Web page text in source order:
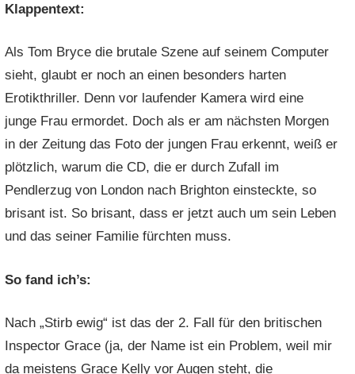
Klappentext:
Als Tom Bryce die brutale Szene auf seinem Computer
sieht, glaubt er noch an einen besonders harten
Erotikthriller. Denn vor laufender Kamera wird eine
junge Frau ermordet. Doch als er am nächsten Morgen
in der Zeitung das Foto der jungen Frau erkennt, weiß er
plötzlich, warum die CD, die er durch Zufall im
Pendlerzug von London nach Brighton einsteckte, so
brisant ist. So brisant, dass er jetzt auch um sein Leben
und das seiner Familie fürchten muss.
So fand ich’s:
Nach „Stirb ewig“ ist das der 2. Fall für den britischen
Inspector Grace (ja, der Name ist ein Problem, weil mir
da meistens Grace Kelly vor Augen steht, die